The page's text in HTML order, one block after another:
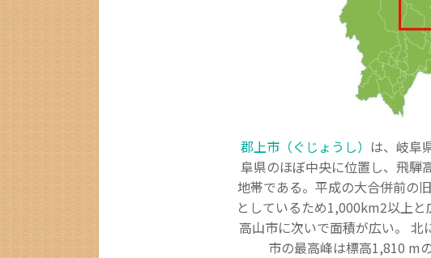
郡上市（ぐじょうし） は、岐阜
阜県のほぼ中央に位置し、飛騨
地帯である。平成の大合併前の
としているため1,000km2以上
高山市に次いで面積が広い。 北
市の最高峰は標高1,810 m